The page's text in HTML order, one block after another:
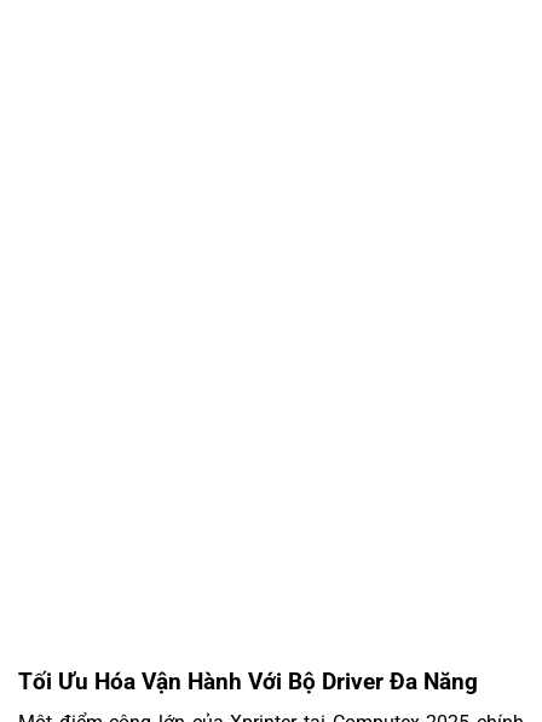
Tối Ưu Hóa Vận Hành Với Bộ Driver Đa Năng